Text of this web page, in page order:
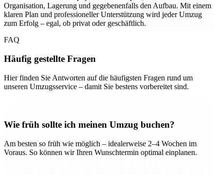
Organisation, Lagerung und gegebenenfalls den Aufbau. Mit einem
klaren Plan und professioneller Unterstützung wird jeder Umzug
zum Erfolg – egal, ob privat oder geschäftlich.
FAQ
Häufig gestellte Fragen
Hier finden Sie Antworten auf die häufigsten Fragen rund um
unseren Umzugsservice – damit Sie bestens vorbereitet sind.
Wie früh sollte ich meinen Umzug buchen?
Am besten so früh wie möglich – idealerweise 2–4 Wochen im
Voraus. So können wir Ihren Wunschtermin optimal einplanen.